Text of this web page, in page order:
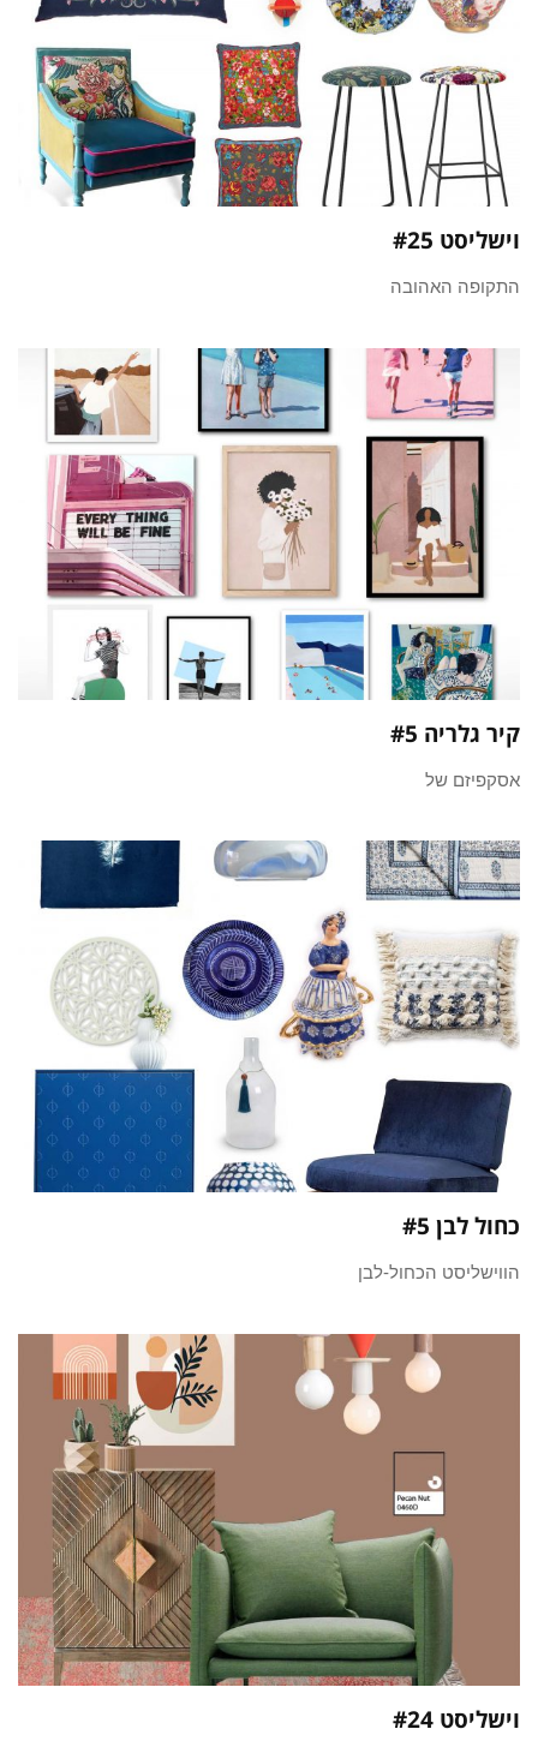
וישליסט #25
התקופה האהובה
קיר גלריה #5
אסקפיזם של
כחול לבן #5
הווישליסט הכחול-לבן
וישליסט #24